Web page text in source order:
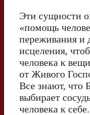
Эти сущности
«помощь
переживания и
исцеления,
человека к
от Живого
Все знают, что
выбирает
человека к себе.